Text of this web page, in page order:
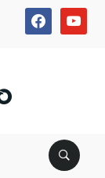
facebookyoutube